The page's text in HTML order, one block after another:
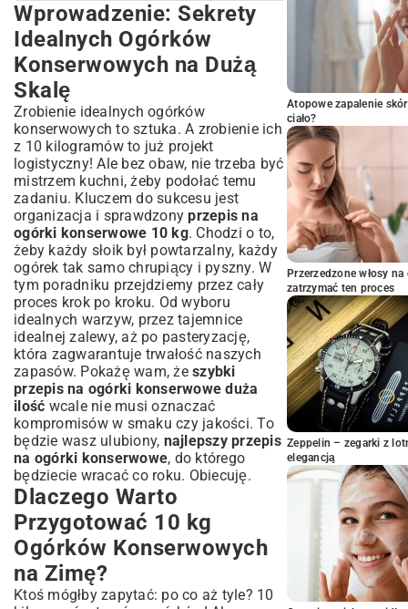
Wprowadzenie: Sekrety Idealnych
Ogórków Konserwowych na Dużą Skalę
Dlaczego Warto Przygotować 10 kg
Ogórków Konserwowych na Zimę?
Ekonomia i Praktyczność Domowych
Przetworów
Składniki na Ogórki Konserwowe (10
kg): Precyzyjna Lista Zakupów
Wybór Najlepszych Ogórków – Klucz do
Chrupkości
Tajemnice Aromatycznych Dodatków:
Koper, Czosnek, Gorczyca
Krok po Kroku: Jak Zrobić Perfekcyjne
Ogórki Konserwowe (10 kg)?
Przygotowanie Ogórków i Słoików –
Podstawa Sukcesu
Zalewa Idealna: Proporcje i Sekrety Smaku
Pasteryzacja: Klucz do Długowieczności
Twoich Ogórków
Najczęściej Zadawane Pytania i
Praktyczne Wskazówki
Co Zrobić, Gdy Ogórki Są Miękkie lub
Zalewa Mętnieje?
Eksperymentowanie ze Smakiem:
Dodatkowe Składniki i Wariacje
Podsumowanie: Smak Lata Zamknięty
w Słoikach na Cały Rok
Wprowadzenie: Sekrety
Idealnych Ogórków
Konserwowych na Dużą
Skalę
Zrobienie idealnych ogórków
konserwowych to sztuka. A zrobienie ich
z 10 kilogramów to już projekt
logistyczny! Ale bez obaw, nie trzeba być
mistrzem kuchni, żeby podołać temu
zadaniu. Kluczem do sukcesu jest
organizacja i sprawdzonyprzepis na
ogórki konserwowe 10 kg. Chodzi o to,
żeby każdy słoik był powtarzalny, każdy
ogórek tak samo chrupiący i pyszny. W
tym poradniku przejdziemy przez cały
proces krok po kroku. Od wyboru
idealnych warzyw, przez tajemnice
idealnej zalewy, aż po pasteryzację,
która zagwarantuje trwałość naszych
zapasów. Pokażę wam, że szybki
przepis na ogórki konserwowe duża
ilość wcale nie musi oznaczać
kompromisów w smaku czy jakości. To
będzie wasz ulubiony, najlepszy przepis
na ogórki konserwowe, do którego
będziecie wracać co roku. Obiecuję.
Dlaczego Warto
Przygotować 10 kg
Ogórków Konserwowych
na Zimę?
Ktoś mógłby zapytać: po co aż tyle? 10
Atopowe zapalenie
ciało?
Przerzedzone włosy
zatrzymać ten proces
Zeppelin – zegarki z
elegancją